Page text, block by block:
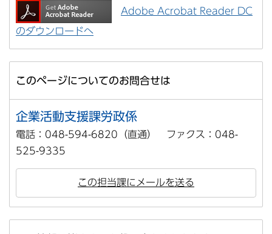
Adobe Acrobat Reader DC
のダウンロードへ
このページについてのお問合せは
企業活動支援課労政係
電話：048-594-6820（直通） ファクス：048-
525-9335
この担当課にメールを送る